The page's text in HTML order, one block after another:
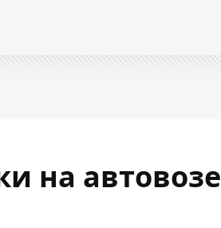
на автовозе